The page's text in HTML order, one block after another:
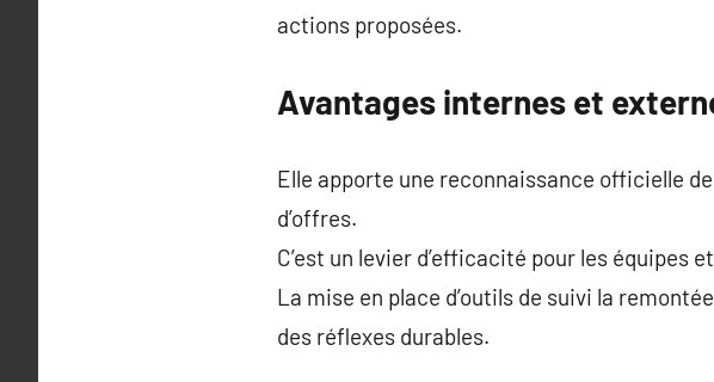
actions proposées.
Avantages internes et
Elle apporte une reconnaissance officielle
d’offres.
C’est un levier d’efficacité pour les équipes
La mise en place d’outils de suivi la
des réflexes durables.